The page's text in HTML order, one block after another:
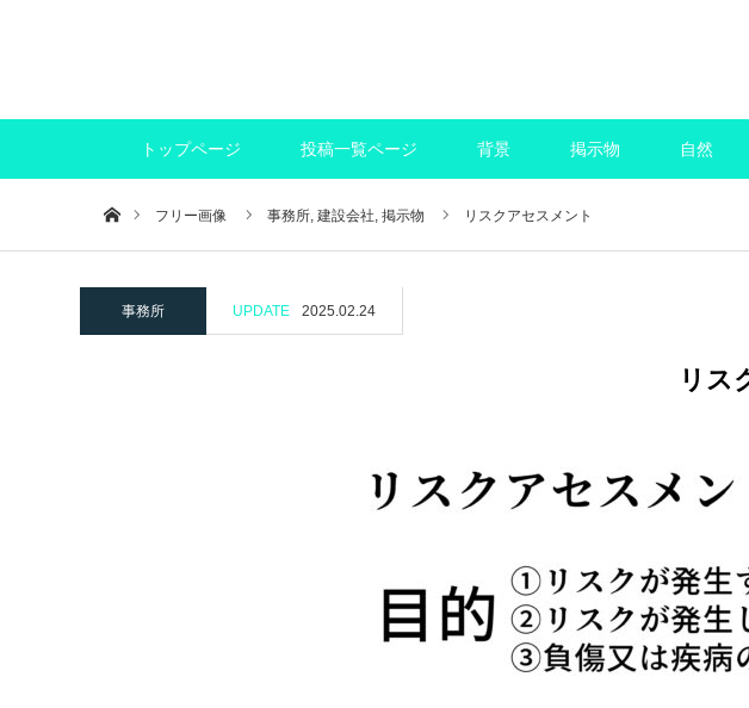
トップページ 投稿一覧ページ 背景 掲示物 自然
ホームフリー画像 事務所, 建設会社, 掲示物 リスクアセスメント
事務所 UPDATE 2025.02.24
リス